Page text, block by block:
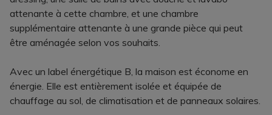
attenante à cette chambre, et une chambre
supplémentaire attenante à une grande pièce qui peut
être aménagée selon vos souhaits.
Avec un label énergétique B, la maison est économe en
énergie. Elle est entièrement isolée et équipée de
chauffage au sol, de climatisation et de panneaux solaires.